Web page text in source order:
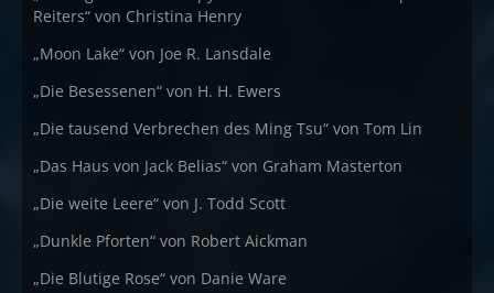
Reiters“ von Christina Henry
„Moon Lake“ von Joe R. Lansdale
„Die Besessenen“ von H. H. Ewers
„Die tausend Verbrechen des Ming Tsu“ von Tom Lin
„Das Haus von Jack Belias“ von Graham Masterton
„Die weite Leere“ von J. Todd Scott
„Dunkle Pforten“ von Robert Aickman
„Die Blutige Rose“ von Danie Ware